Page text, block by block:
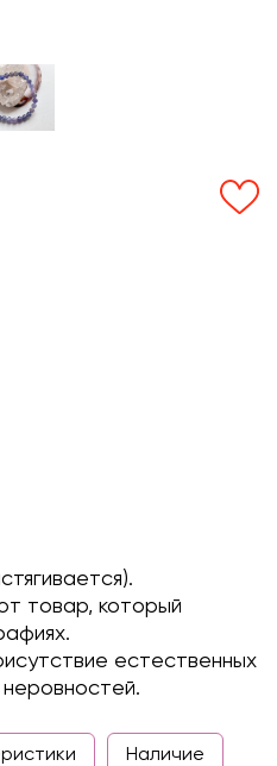
товар, который
естественных
Наличие